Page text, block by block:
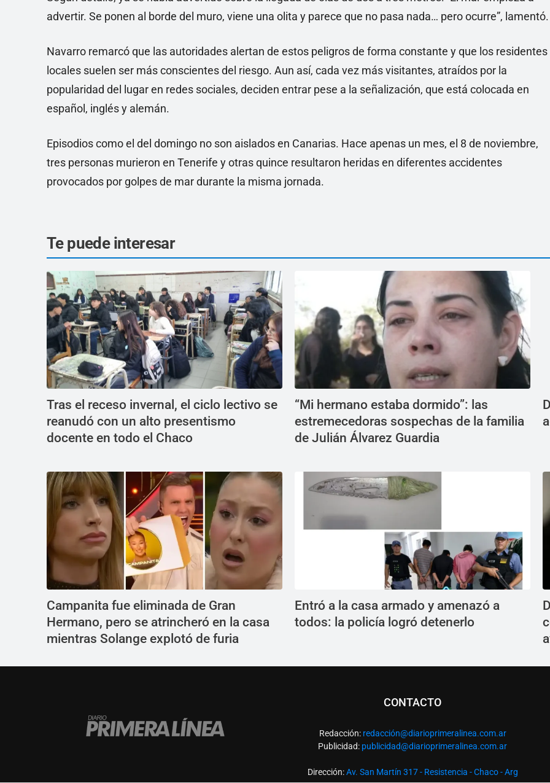
advertir. Se ponen al borde del muro, viene una olita y parece que no pasa nada… pero ocurre”, lamentó.
Navarro remarcó que las autoridades alertan de estos peligros de forma constante y que los residentes
locales suelen ser más conscientes del riesgo. Aun así, cada vez más visitantes, atraídos por la
popularidad del lugar en redes sociales, deciden entrar pese a la señalización, que está colocada en
español, inglés y alemán.
Episodios como el del domingo no son aislados en Canarias. Hace apenas un mes, el 8 de noviembre,
tres personas murieron en Tenerife y otras quince resultaron heridas en diferentes accidentes
provocados por golpes de mar durante la misma jornada.
Te puede interesar
Tras el receso invernal, el ciclo lectivo se
reanudó con un alto presentismo
docente en todo el Chaco
“Mi hermano estaba dormido”: las
estremecedoras sospechas de la familia
de Julián Álvarez Guardia
Campanita fue eliminada de Gran
Hermano, pero se atrincheró en la casa
mientras Solange explotó de furia
Entró a la casa armado y amenazó a
todos: la policía logró detenerlo
CONTACTO
Redacción: redacción@diarioprimeralinea.com.ar
Publicidad: publicidad@diarioprimeralinea.com.ar
Dirección:Av. San Martín 317 - Resistencia - Chaco - Arg